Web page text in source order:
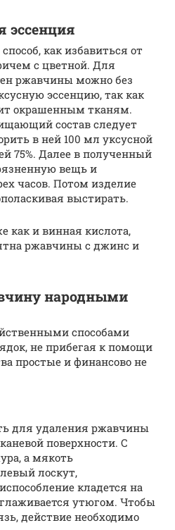
эссенция
как избавиться от
с цветной. Для
ржавчины можно без
эссенцию, так как
окрашенным тканям.
состав следует
в ней 100 мл уксусной
75%. Далее в полученный
вещь и
часов. Потом изделие
выстирать.
как и винная кислота,
ржавчины с джинс и
народными
способами
не прибегая к помощи
простые и финансово не
для удаления ржавчины
поверхности. С
а мякоть
лоскут,
кладется на
утюгом. Чтобы
действие необходимо